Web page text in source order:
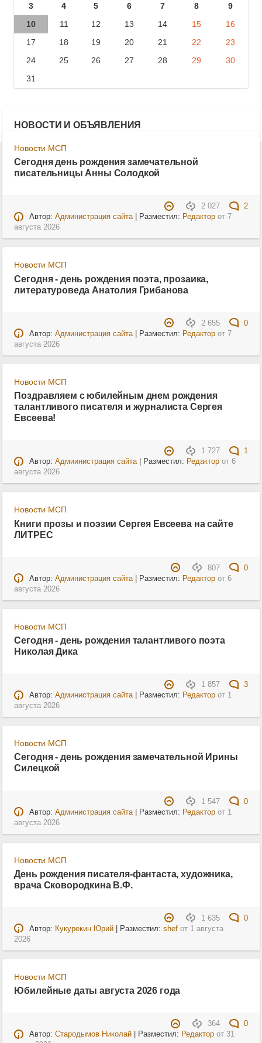
3
4 5 6 7 8
9
10
11 12 13 14 15
16
17
18 19 20 21 22
23
24
25 26 27 28 29
30
31
НОВОСТИ И ОБЪЯВЛЕНИЯ
Новости МСП
Сегодня день рождения замечательной
писательницы Анны Солодкой
2 027
2
Автор: Администрация сайта| Разместил: Редакторот 7
августа 2026
Новости МСП
Сегодня - день рождения поэта, прозаика,
литературоведа Анатолия Грибанова
2 655
0
Автор: Администрация сайта| Разместил: Редакторот 7
августа 2026
Новости МСП
Поздравляем с юбилейным днем рождения
талантливого писателя и журналиста Сергея
Евсеева!
1 727
1
Автор: Адмиинистрация сайта| Разместил: Редакторот 6
августа 2026
Новости МСП
Книги прозы и поэзии Сергея Евсеева на сайте
ЛИТРЕС
807
0
Автор: Администрация сайта| Разместил: Редакторот 6
августа 2026
Новости МСП
Сегодня - день рождения талантливого поэта
Николая Дика
1 857
3
Автор: Администрация сайта| Разместил: Редакторот 1
августа 2026
Новости МСП
Сегодня - день рождения замечательной Ирины
Силецкой
1 547
0
Автор: Администрация сайта| Разместил: Редакторот 1
августа 2026
Новости МСП
День рождения писателя-фантаста, художника,
врача Сковородкина В.Ф.
1 635
0
Автор: Кукурекин Юрий| Разместил: shefот 1 августа
2026
Новости МСП
Юбилейные даты августа 2026 года
364
0
Автор: Стародымов Николай| Разместил: Редакторот 31